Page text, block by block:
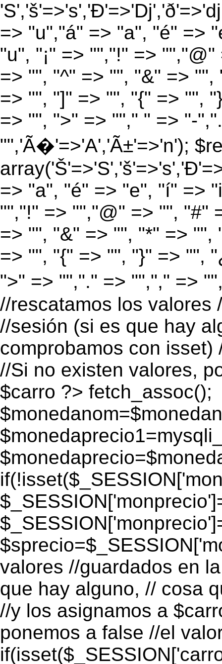
=> "u","á" => "a", "é" =>
"u", "¡" => "","!" =>
=> "", "^" => "", "&" =>
=> "", "]" => "", "{" => "",
=> "", ">" => ""," " => "-
"",'Ã�'=>'A','Ã±'=>'n');
=> "a", "é" => "e", "í" =>
"","!" => "","@" => "", "#"
=> "", "&" => "", "*" =>
=> "", "{" => "", "}" => "",
">" => "","." => "","," =>
//rescatamos los valores
//sesión (si es que hay
comprobamos con
//Si no existen valores,
$carro ?> fetch_assoc();
valores //guardados en
que hay alguno, // cosa
//y los asignamos a
ponemos a false //el